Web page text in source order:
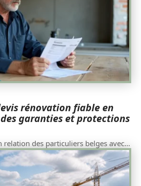
rénovation fiable en
des garanties et protections
relation des particuliers belges avec…